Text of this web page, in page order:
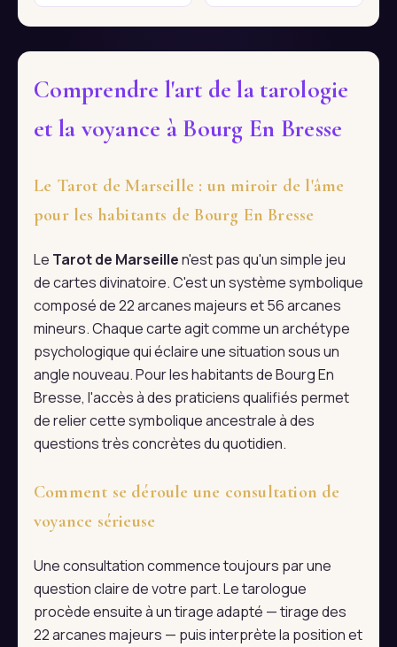
Comprendre l'art de la tarologie
et la voyance à Bourg En Bresse
Le Tarot de Marseille : un miroir de l'âme
pour les habitants de Bourg En Bresse
Le Tarot de Marseillen'est pas qu'un simple jeu
de cartes divinatoire. C'est un système symbolique
composé de 22 arcanes majeurs et 56 arcanes
mineurs. Chaque carte agit comme un archétype
psychologique qui éclaire une situation sous un
angle nouveau. Pour les habitants de Bourg En
Bresse, l'accès à des praticiens qualifiés permet
de relier cette symbolique ancestrale à des
questions très concrètes du quotidien.
Comment se déroule une consultation de
voyance sérieuse
Une consultation commence toujours par une
question claire de votre part. Le tarologue
procède ensuite à un tirage adapté — tirage des
22 arcanes majeurs — puis interprète la position et